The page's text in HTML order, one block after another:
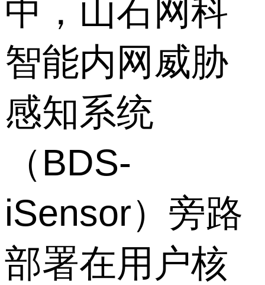
中，山石网科
智能内网威胁
感知系统
（BDS-
iSensor）旁路
部署在用户核